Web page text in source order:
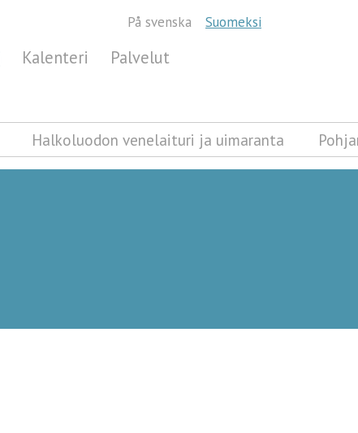
På svenska Suomeksi
Kalenteri
Palvelut
Halkoluodon venelaituri ja uimaranta